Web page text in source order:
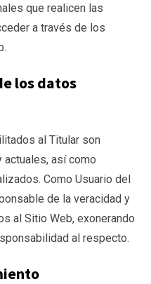
que realicen las
a través de los
los datos
al Titular son
así como
Como Usuario del
de la veracidad y
al Sitio Web, exonerando
al respecto.